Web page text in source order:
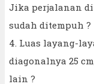
Jika perjalanan
sudah ditempuh ?
4. Luas layang-
diagonalnya 25
lain ?